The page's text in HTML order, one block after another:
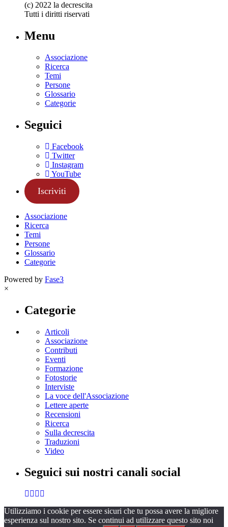
(c) 2022 la decrescita
Tutti i diritti riservati
Menu
Associazione
Ricerca
Temi
Persone
Glossario
Categorie
Seguici
Facebook
Twitter
Instagram
YouTube
Iscriviti
Associazione
Ricerca
Temi
Persone
Glossario
Categorie
Powered by Fase3
×
Categorie
Articoli
Associazione
Contributi
Eventi
Formazione
Fotostorie
Interviste
La voce dell'Associazione
Lettere aperte
Recensioni
Ricerca
Sulla decrescita
Traduzioni
Video
Seguici sui nostri canali social
Utilizziamo i cookie per essere sicuri che tu possa avere la migliore
esperienza sul nostro sito. Se continui ad utilizzare questo sito noi